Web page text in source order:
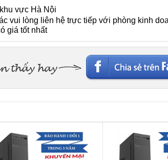
vực Hà Nội
vui lòng liên hệ trực tiếp với phòng kinh
giá tốt nhất